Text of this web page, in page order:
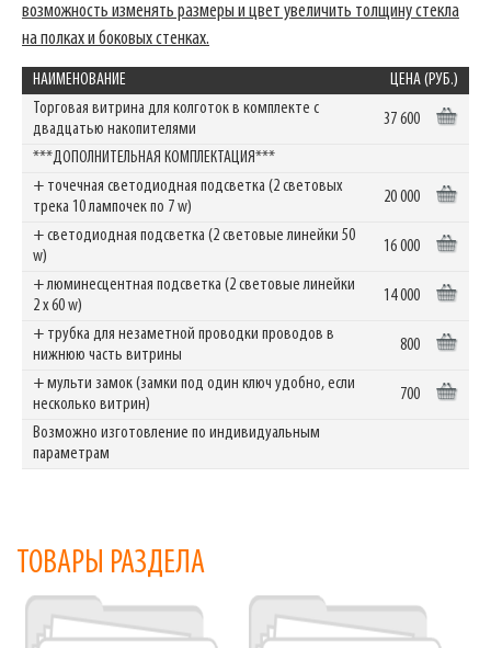
возможность изменять размеры и цвет увеличить толщину стекла
на полках и боковых стенках.
НАИМЕНОВАНИЕ
ЦЕНА (РУБ.)
Торговая витрина для колготок в комплекте с
двадцатью накопителями
37 600
***ДОПОЛНИТЕЛЬНАЯ КОМПЛЕКТАЦИЯ***
+ точечная светодиодная подсветка (2 световых
трека 10 лампочек по 7 w)
20 000
+ светодиодная подсветка (2 световые линейки 50
w)
16 000
+ люминесцентная подсветка (2 световые линейки
2 х 60 w)
14 000
+ трубка для незаметной проводки проводов в
нижнюю часть витрины
800
+ мульти замок (замки под один ключ удобно, если
несколько витрин)
700
Возможно изготовление по индивидуальным
параметрам
ТОВАРЫ РАЗДЕЛА